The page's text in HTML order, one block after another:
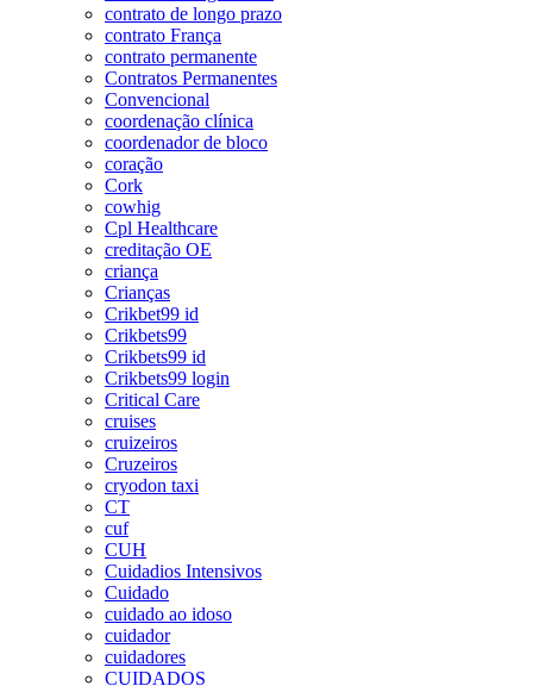
contrato de longo prazo
contrato França
contrato permanente
Contratos Permanentes
Convencional
coordenação clínica
coordenador de bloco
coração
Cork
cowhig
Cpl Healthcare
creditação OE
criança
Crianças
Crikbet99 id
Crikbets99
Crikbets99 id
Crikbets99 login
Critical Care
cruises
cruizeiros
Cruzeiros
cryodon taxi
CT
cuf
CUH
Cuidadios Intensivos
Cuidado
cuidado ao idoso
cuidador
cuidadores
CUIDADOS